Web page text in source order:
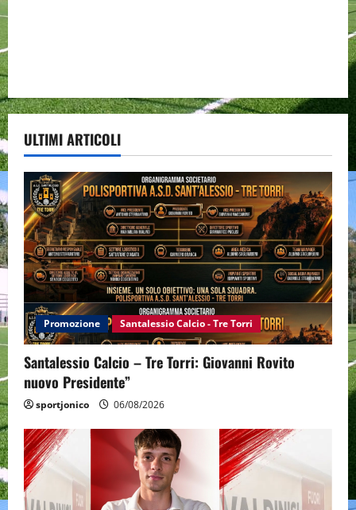
ULTIMI ARTICOLI
Promozione Santalessio Calcio - Tre Torri
Santalessio Calcio – Tre Torri: Giovanni Rovito
nuovo Presidente”
sportjonico 06/08/2026